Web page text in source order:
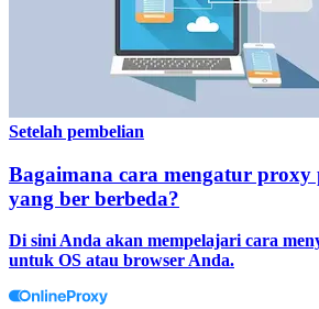
Setelah pembelian
Bagaimana cara mengatur proxy
yang ber berbeda?
Di sini Anda akan mempelajari cara
untuk OS atau browser Anda.